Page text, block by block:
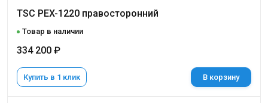
TSC PEX-1220 правосторонний
Товар в наличии
334 200 ₽
Купить в 1 клик В корзину